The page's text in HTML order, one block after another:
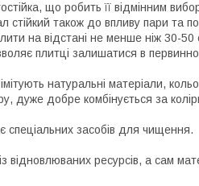
що робить її відмінним
також до впливу пари та
на відстані не менше ніж 30-50
плитці залишатися в
натуральні матеріали,
дуже добре комбінується за
спеціальних засобів для чищення.
відновлюваних ресурсів, а сам